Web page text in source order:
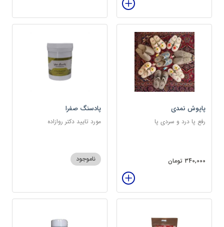
پاپوش نمدی
رفع پا درد و سردی پا
340,000 تومان
پادسنگ صفرا
مورد تایید دکتر روازاده
ناموجود